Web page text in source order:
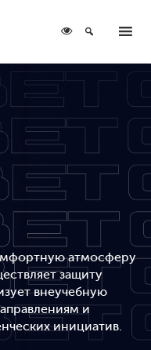
атмосферу
защиту
внеучебную
и
инициатив.